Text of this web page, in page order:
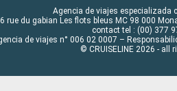
Agencia de viajes especializada
rue du gabian Les flots bleus MC 98 000
contact tel : (00) 377
de viajes n° 006 02 0007 –
© CRUISELINE 2026 - all